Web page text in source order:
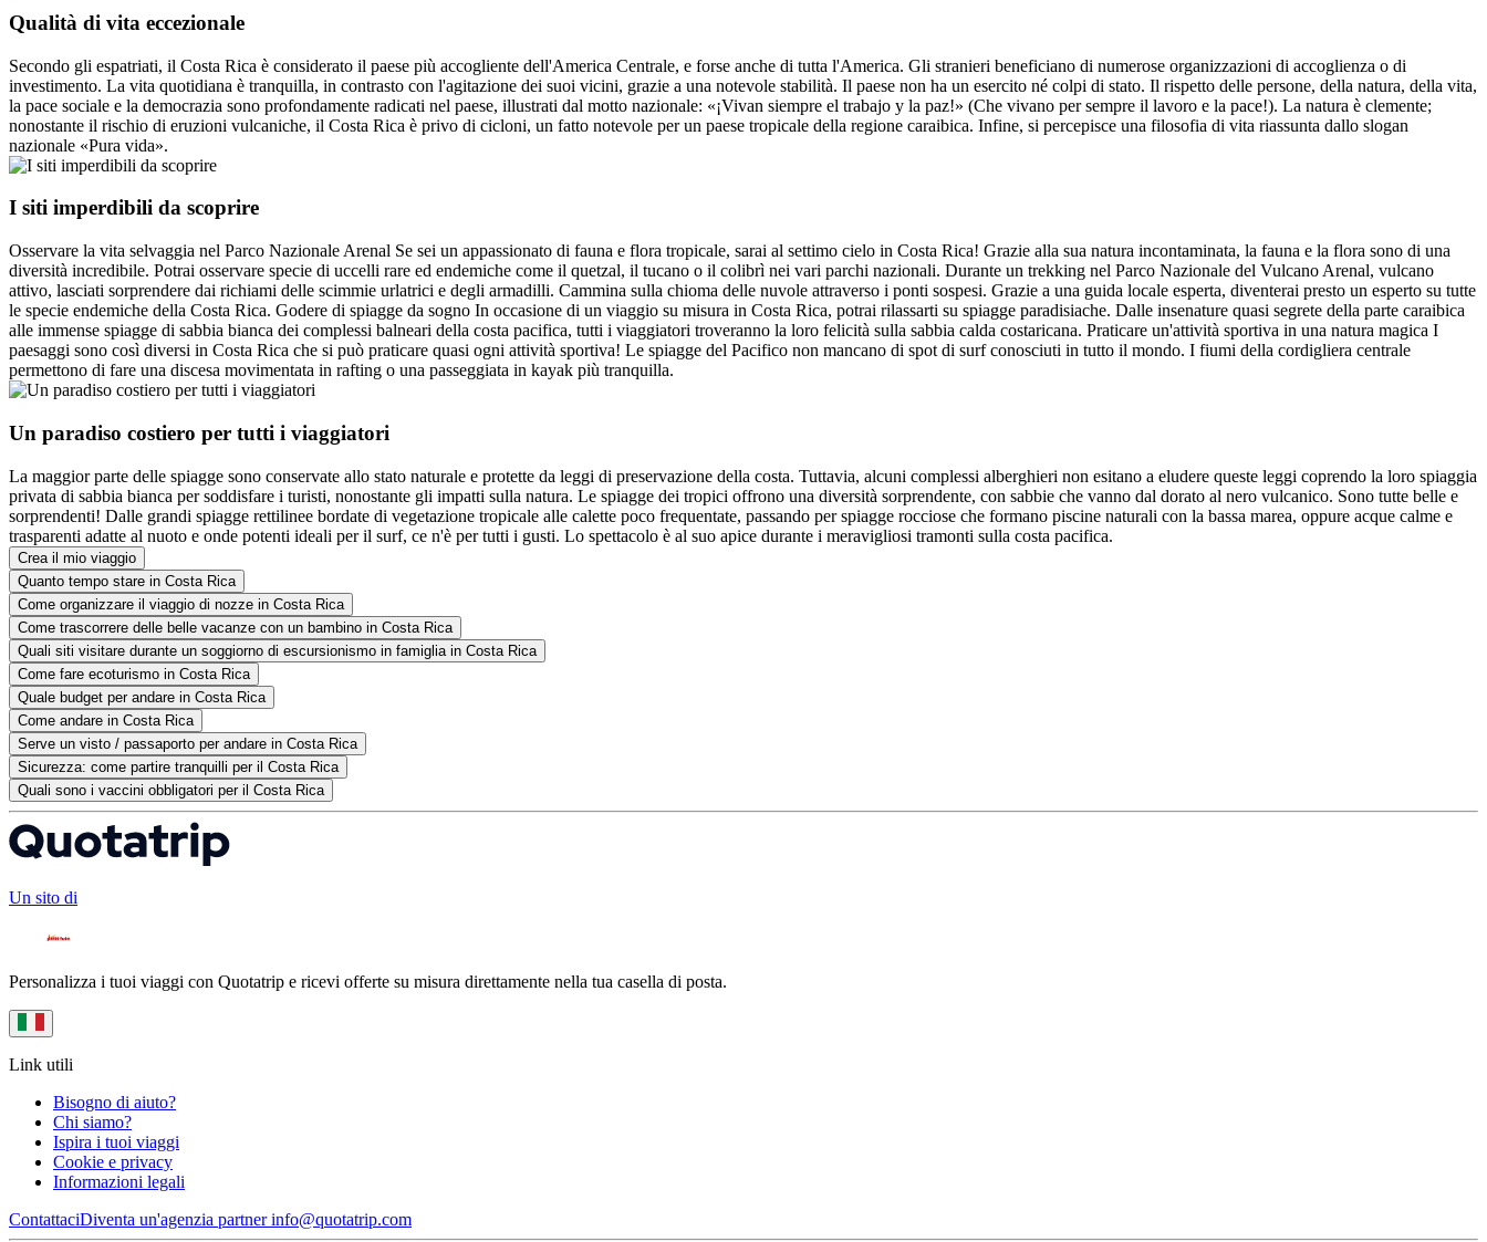
Qualità di vita eccezionale
Secondo gli espatriati, il Costa Rica è considerato il paese più accogliente dell'America Centrale, e forse anche di tutta l'America. Gli stranieri beneficiano di numerose organizzazioni di accoglienza o di
investimento. La vita quotidiana è tranquilla, in contrasto con l'agitazione dei suoi vicini, grazie a una notevole stabilità. Il paese non ha un esercito né colpi di stato. Il rispetto delle persone, della natura, della vita,
la pace sociale e la democrazia sono profondamente radicati nel paese, illustrati dal motto nazionale: «¡Vivan siempre el trabajo y la paz!» (Che vivano per sempre il lavoro e la pace!). La natura è clemente;
nonostante il rischio di eruzioni vulcaniche, il Costa Rica è privo di cicloni, un fatto notevole per un paese tropicale della regione caraibica. Infine, si percepisce una filosofia di vita riassunta dallo slogan
nazionale «Pura vida».
I siti imperdibili da scoprire
Osservare la vita selvaggia nel Parco Nazionale Arenal Se sei un appassionato di fauna e flora tropicale, sarai al settimo cielo in Costa Rica! Grazie alla sua natura incontaminata, la fauna e la flora sono di una
diversità incredibile. Potrai osservare specie di uccelli rare ed endemiche come il quetzal, il tucano o il colibrì nei vari parchi nazionali. Durante un trekking nel Parco Nazionale del Vulcano Arenal, vulcano
attivo, lasciati sorprendere dai richiami delle scimmie urlatrici e degli armadilli. Cammina sulla chioma delle nuvole attraverso i ponti sospesi. Grazie a una guida locale esperta, diventerai presto un esperto su tutte
le specie endemiche della Costa Rica. Godere di spiagge da sogno In occasione di un viaggio su misura in Costa Rica, potrai rilassarti su spiagge paradisiache. Dalle insenature quasi segrete della parte caraibica
alle immense spiagge di sabbia bianca dei complessi balneari della costa pacifica, tutti i viaggiatori troveranno la loro felicità sulla sabbia calda costaricana. Praticare un'attività sportiva in una natura magica I
paesaggi sono così diversi in Costa Rica che si può praticare quasi ogni attività sportiva! Le spiagge del Pacifico non mancano di spot di surf conosciuti in tutto il mondo. I fiumi della cordigliera centrale
permettono di fare una discesa movimentata in rafting o una passeggiata in kayak più tranquilla.
Un paradiso costiero per tutti i viaggiatori
La maggior parte delle spiagge sono conservate allo stato naturale e protette da leggi di preservazione della costa. Tuttavia, alcuni complessi alberghieri non esitano a eludere queste leggi coprendo la loro spiaggia
privata di sabbia bianca per soddisfare i turisti, nonostante gli impatti sulla natura. Le spiagge dei tropici offrono una diversità sorprendente, con sabbie che vanno dal dorato al nero vulcanico. Sono tutte belle e
sorprendenti! Dalle grandi spiagge rettilinee bordate di vegetazione tropicale alle calette poco frequentate, passando per spiagge rocciose che formano piscine naturali con la bassa marea, oppure acque calme e
trasparenti adatte al nuoto e onde potenti ideali per il surf, ce n'è per tutti i gusti. Lo spettacolo è al suo apice durante i meravigliosi tramonti sulla costa pacifica.
Crea il mio viaggio
Quanto tempo stare in Costa Rica
Come organizzare il viaggio di nozze in Costa Rica
Come trascorrere delle belle vacanze con un bambino in Costa Rica
Quali siti visitare durante un soggiorno di escursionismo in famiglia in Costa Rica
Come fare ecoturismo in Costa Rica
Quale budget per andare in Costa Rica
Come andare in Costa Rica
Serve un visto / passaporto per andare in Costa Rica
Sicurezza: come partire tranquilli per il Costa Rica
Quali sono i vaccini obbligatori per il Costa Rica
Un sito di
Personalizza i tuoi viaggi con Quotatrip e ricevi offerte su misura direttamente nella tua casella di posta.
Link utili
Bisogno di aiuto?
Chi siamo?
Ispira i tuoi viaggi
Cookie e privacy
Informazioni legali
ContattaciDiventa un'agenzia partnerinfo@quotatrip.com